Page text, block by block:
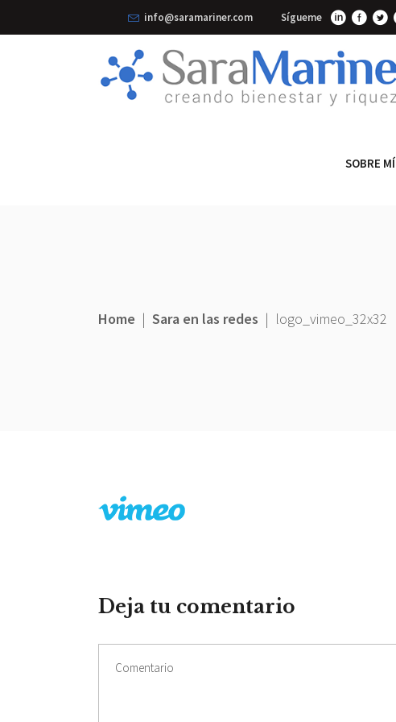
info@saramariner.com Sígueme
SOBRE MÍ
Home | Sara en las redes | logo_vimeo_32x32
Deja tu comentario